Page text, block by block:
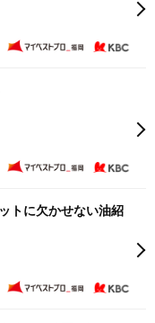
トに欠かせない油紹